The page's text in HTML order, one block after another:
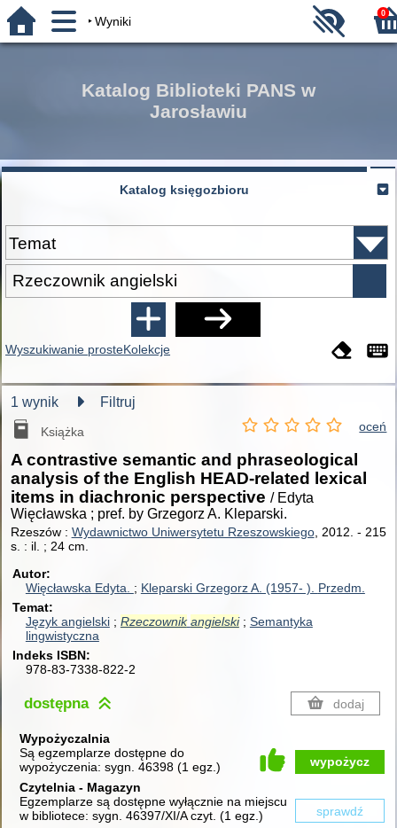
Wyniki
0
Katalog Biblioteki PANS w
Jarosławiu
Katalog księgozbioru
Wyszukiwanie prosteKolekcje
1 wynik Filtruj
Książka oceń
A contrastive semantic and phraseological
analysis of the English HEAD-related lexical
items in diachronic perspective / Edyta
Więcławska ; pref. by Grzegorz A. Kleparski.
Rzeszów : Wydawnictwo Uniwersytetu Rzeszowskiego, 2012. - 215
s. : il. ; 24 cm.
Autor
Więcławska Edyta.
Kleparski Grzegorz A. (1957- ). Przedm.
Temat
Język angielski
Rzeczownik angielski
Semantyka
lingwistyczna
Indeks ISBN
978-83-7338-822-2
dostępna dodaj
Wypożyczalnia
Są egzemplarze dostępne do
wypożyczenia: sygn. 46398 (1 egz. )
wypożycz
Czytelnia - Magazyn
Egzemplarze są dostępne wyłącznie na miejscu
w bibliotece: sygn. 46397/XI/A czyt. (1 egz. ) sprawdź